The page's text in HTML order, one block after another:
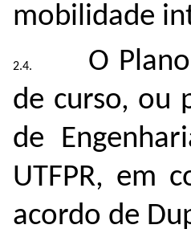
mobilidade
O
de curso, ou
de
UTFPR, em
acordo de